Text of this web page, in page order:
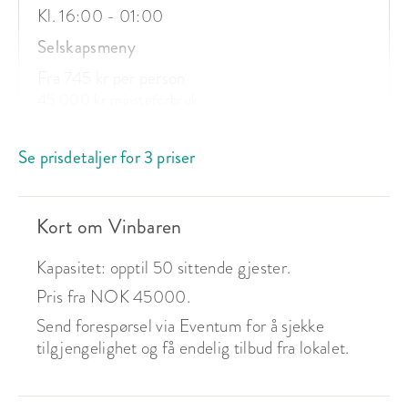
Kl. 16:00 - 01:00
Selskapsmeny
Se prisdetaljer for 3 priser
Kort om Vinbaren
Kapasitet: opptil 50 sittende gjester.
Pris fra NOK 45000.
Send forespørsel via Eventum for å sjekke
tilgjengelighet og få endelig tilbud fra lokalet.